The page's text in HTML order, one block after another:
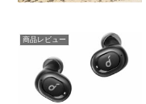
商品レビュー